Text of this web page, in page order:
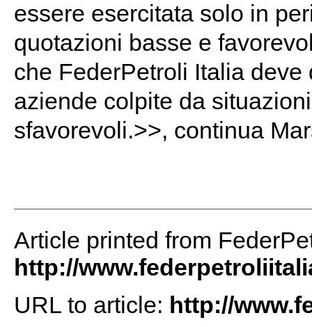
essere esercitata solo in
quotazioni basse e
che FederPetroli Italia
aziende colpite da
sfavorevoli.>>, continua
Article printed from
http://
URL to article: http://